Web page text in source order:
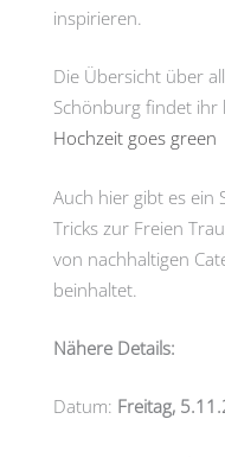
inspirieren.
Die Übersicht über
Schönburg findet ihr
Hochzeit goes green
Auch hier gibt es ein
Tricks zur Freien
von nachhaltigen
beinhaltet.
Nähere Details:
Datum: Freitag,